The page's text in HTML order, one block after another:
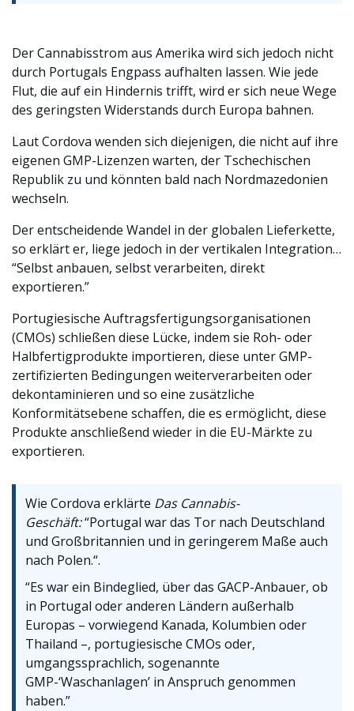
Der Cannabisstrom aus Amerika wird sich jedoch nicht
durch Portugals Engpass aufhalten lassen. Wie jede
Flut, die auf ein Hindernis trifft, wird er sich neue Wege
des geringsten Widerstands durch Europa bahnen.
Laut Cordova wenden sich diejenigen, die nicht auf ihre
eigenen GMP-Lizenzen warten, der Tschechischen
Republik zu und könnten bald nach Nordmazedonien
wechseln.
Der entscheidende Wandel in der globalen Lieferkette,
so erklärt er, liege jedoch in der vertikalen Integration…
“Selbst anbauen, selbst verarbeiten, direkt
exportieren.”
Portugiesische Auftragsfertigungsorganisationen
(CMOs) schließen diese Lücke, indem sie Roh- oder
Halbfertigprodukte importieren, diese unter GMP-
zertifizierten Bedingungen weiterverarbeiten oder
dekontaminieren und so eine zusätzliche
Konformitätsebene schaffen, die es ermöglicht, diese
Produkte anschließend wieder in die EU-Märkte zu
exportieren.
Wie Cordova erklärte Das Cannabis-
Geschäft:“Portugal war das Tor nach Deutschland
und Großbritannien und in geringerem Maße auch
nach Polen.“.
“Es war ein Bindeglied, über das GACP-Anbauer, ob
in Portugal oder anderen Ländern außerhalb
Europas – vorwiegend Kanada, Kolumbien oder
Thailand –, portugiesische CMOs oder,
umgangssprachlich, sogenannte
GMP-‘Waschanlagen’ in Anspruch genommen
haben.”